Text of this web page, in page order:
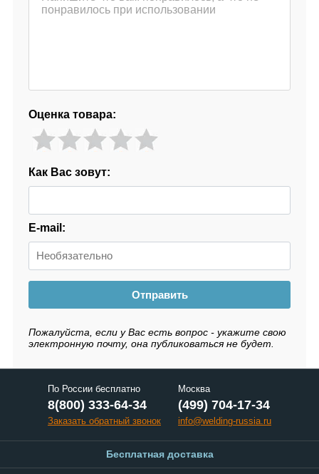
Оценка товара:
Как Вас зовут:
E-mail:
Отправить
Пожалуйста, если у Вас есть вопрос - укажите свою
электронную почту, она публиковаться не будет.
По России бесплатно
8(800) 333-64-34
Заказать обратный звонок
Москва
(499) 704-17-34
info@welding-russia.ru
Бесплатная доставка